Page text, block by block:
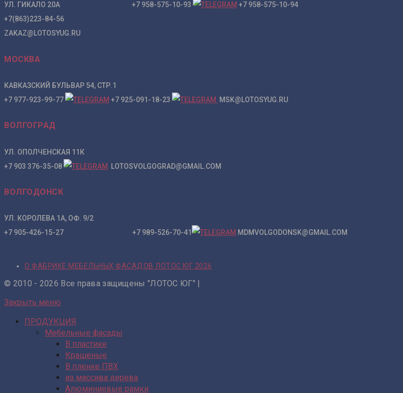
УЛ. ГИКАЛО 20А +7 958-575-10-93
+7 958-575-10-94
+7(863)223-84-56
ZAKAZ@LOTOSYUG.RU
МОСКВА
КАВКАЗСКИЙ БУЛЬВАР 54, СТР.1
+7 977-923-99-77
+7 925-091-18-23 MSK@LOTOSYUG.RU
ВОЛГОГРАД
УЛ. ОПОЛЧЕНСКАЯ 11К
+7 903 376-35-08
LOTOSVOLGOGRAD@GMAIL.COM
ВОЛГОДОНСК
УЛ. КОРОЛЕВА 1А, ОФ. 9/2
+7 905-426-15-27 +7 989-526-70-41
MDMVOLGODONSK@GMAIL.COM
О ФАБРИКЕ МЕБЕЛЬНЫХ ФАСАДОВ ЛОТОС ЮГ 2026
© 2010 - 2026 Все права защищены "ЛОТОС ЮГ" |
Закрыть меню
ПРОДУКЦИЯ
Мебельные фасады
В пластике
Крашеные
В пленке ПВХ
из массива дерева
Алюминиевые рамки